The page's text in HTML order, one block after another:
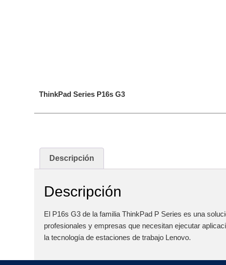
ThinkPad Series P16s G3
Descripción
Descripción
El P16s G3 de la familia ThinkPad P Series es una
profesionales y empresas que necesitan ejecutar
la tecnología de estaciones de trabajo Lenovo.